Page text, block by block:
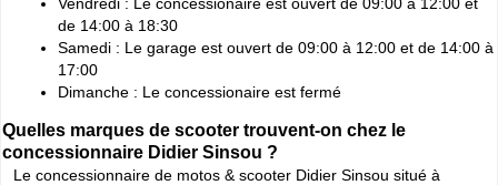
de 14:00 à 18:30
Samedi : Le garage est ouvert de 09:00 à 12:00 et de 14:00 à
17:00
Dimanche : Le concessionaire est fermé
Quelles marques de scooter trouvent-on chez le
concessionnaire Didier Sinsou ?
Le concessionnaire de motos & scooter Didier Sinsou situé à